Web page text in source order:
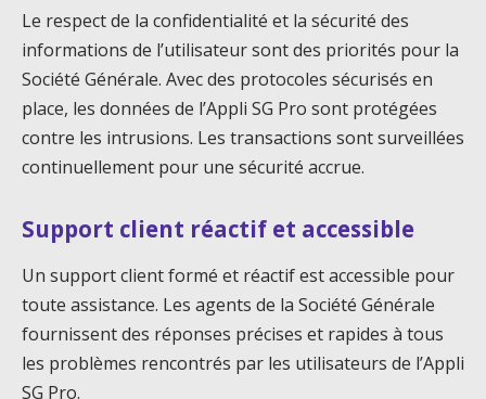
Le respect de la confidentialité et la sécurité des
informations de l’utilisateur sont des priorités pour la
Société Générale. Avec des protocoles sécurisés en
place, les données de l’Appli SG Pro sont protégées
contre les intrusions. Les transactions sont surveillées
continuellement pour une sécurité accrue.
Support client réactif et accessible
Un support client formé et réactif est accessible pour
toute assistance. Les agents de la Société Générale
fournissent des réponses précises et rapides à tous
les problèmes rencontrés par les utilisateurs de l’Appli
SG Pro.